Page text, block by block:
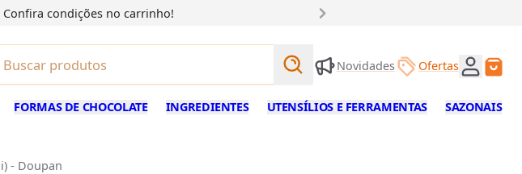
condições no carrinho!
Buscar produtos
Buscar
Novidades Ofertas
FORMAS DE CHOCOLATE INGREDIENTES UTENSÍLIOS E FERRAMENTAS SAZONAIS
- Doupan